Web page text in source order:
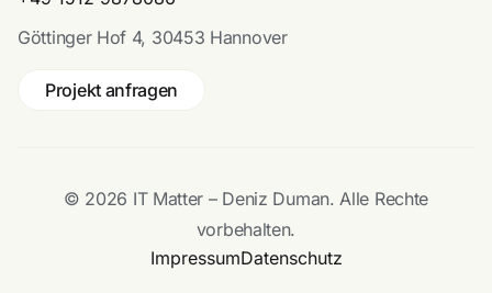
Göttinger Hof 4, 30453 Hannover
Projekt anfragen
© 2026 IT Matter – Deniz Duman. Alle Rechte
vorbehalten.
ImpressumDatenschutz